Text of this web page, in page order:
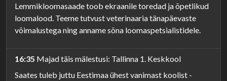
Lemmikloomasaade toob ekraanile toredad ja õpetlikud
loomalood. Teeme tutvust veterinaaria tänapäevaste
võimalustega ning anname sõna loomaspetsialistidele.
16:35 Majad täis mälestusi: Tallinna 1. Keskkool
Saates tuleb juttu Eestimaa ühest vanimast koolist -